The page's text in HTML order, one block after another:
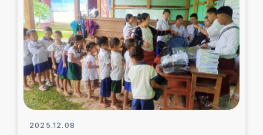
大雨による洪水被災者支援
カカオ生産者支援事業
シリア国内避難民・帰還民の生活再建支援
トルコにおけるシリア難民支援事業
2025.12.08